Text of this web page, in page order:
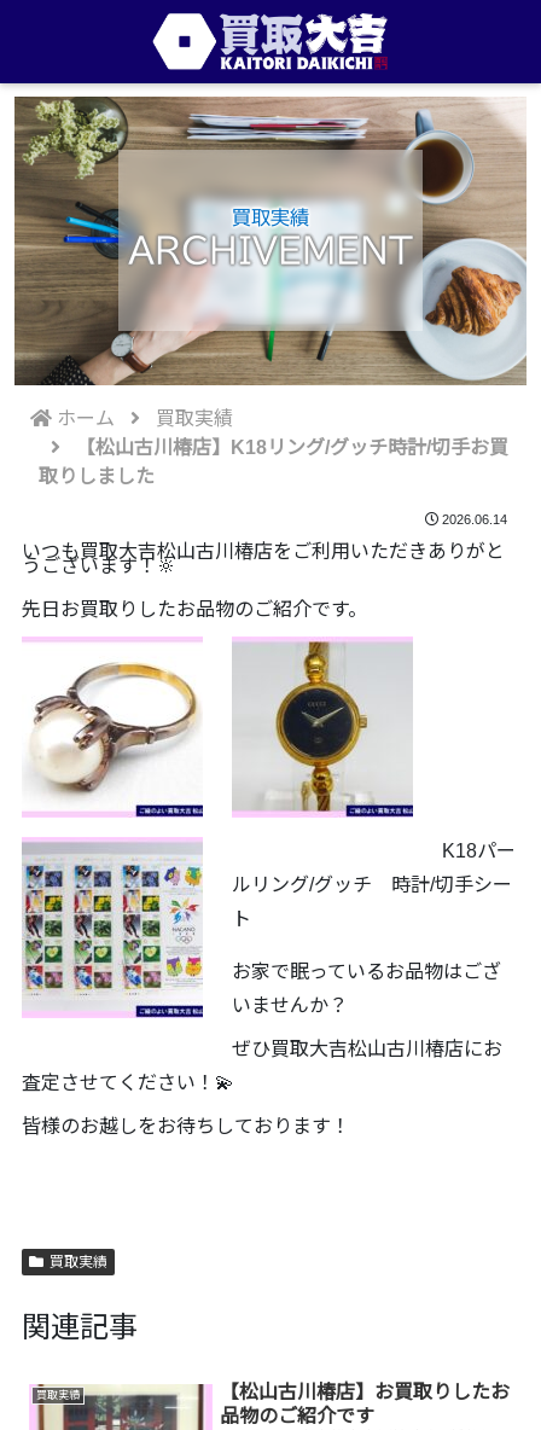
買取実績
ARCHIVEMENT
ホーム
買取実績
【松山古川椿店】K18リング/グッチ時計/切手お買
取りしました
2026.06.14
いつも買取大吉松山古川椿店をご利用いただきありがと
うございます！🔆
先日お買取りしたお品物のご紹介です。
K18パー
ルリング/グッチ 時計/切手シー
ト
お家で眠っているお品物はござ
いませんか？
ぜひ買取大吉松山古川椿店にお
査定させてください！💫
皆様のお越しをお待ちしております！
買取実績
関連記事
買取実績
【松山古川椿店】お買取りしたお
品物のご紹介です